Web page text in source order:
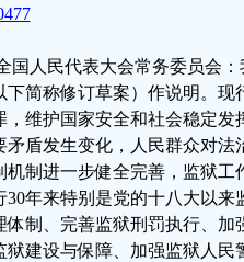
国人民代表大会常务委员会
简称修订草案）作说明。现
维护国家安全和社会稳定发
盾发生变化，人民群众对法
制进一步健全完善，监狱工
年来特别是党的十八大以来
制、完善监狱刑罚执行、加
建设与保障、加强监狱人民